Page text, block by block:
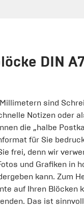
DIN
sind
Notizen oder
die „halbe
für Sie
frei, denn wir
und Grafiken in
kann. Zum
auf Ihren Blöcken
Das ist